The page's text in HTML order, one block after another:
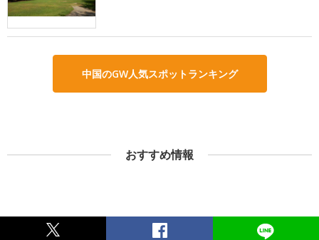
中国のGW人気スポットランキング
おすすめ情報